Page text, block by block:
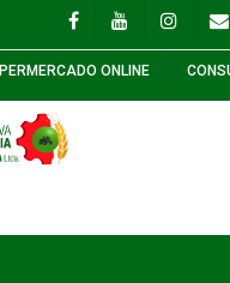
ONLINE